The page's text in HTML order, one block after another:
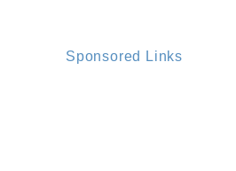
Sponsored Links